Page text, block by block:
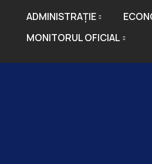
ADMINISTRAȚIE
MONITORUL OFICIAL